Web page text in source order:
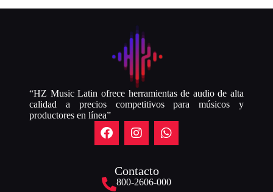
“HZ Music Latin ofrece herramientas de audio de alta
calidad a precios competitivos para músicos y
productores en línea”
Contacto
800-2606-000